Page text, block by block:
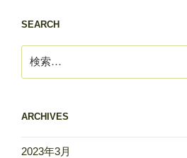
ン
SEARCH
索:
ARCHIVES
2023年3月